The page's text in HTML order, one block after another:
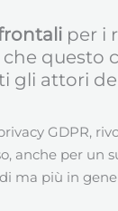
per i
che
gli attori
GDPR,
anche per
ma più in